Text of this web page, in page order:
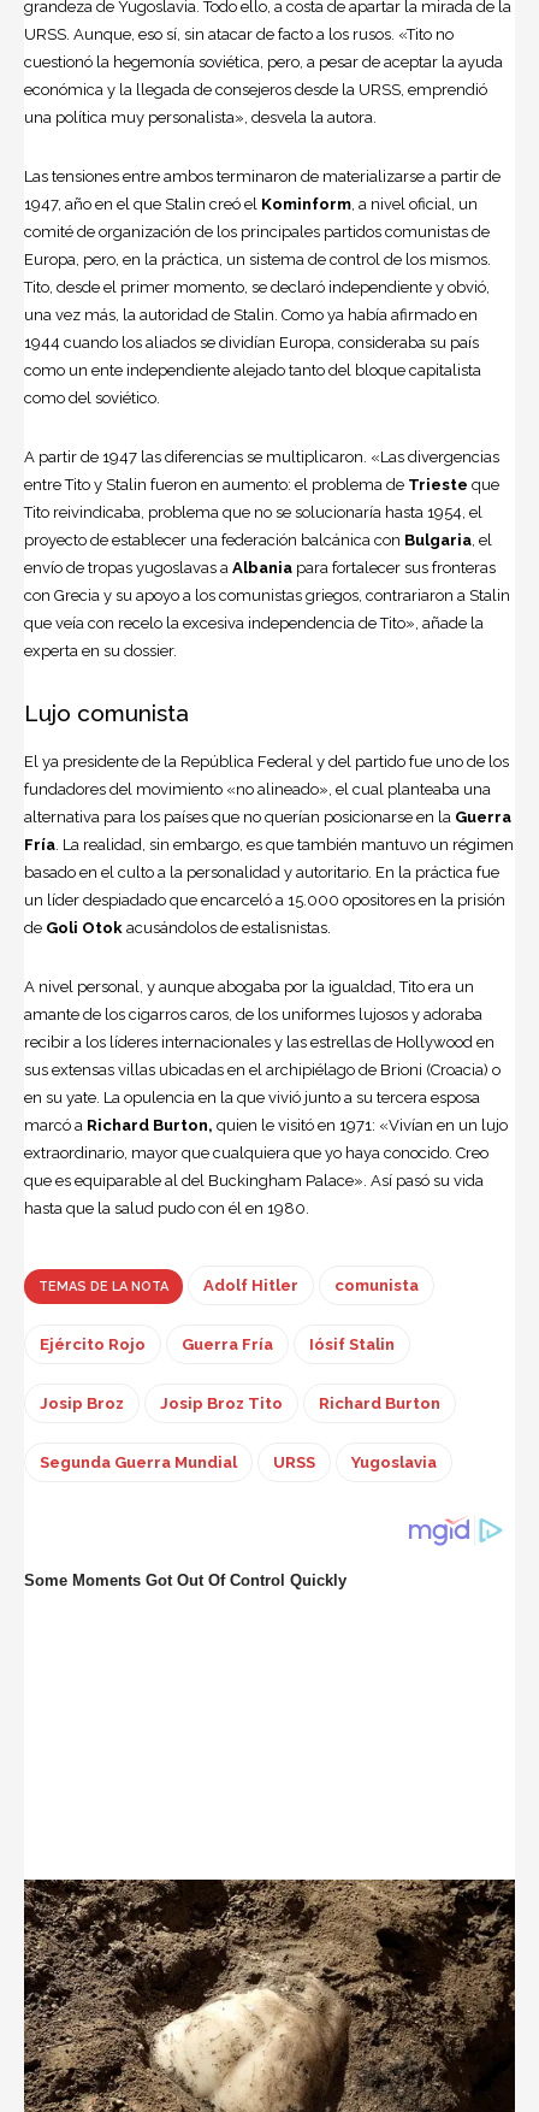
grandeza de Yugoslavia. Todo ello, a costa de apartar la mirada de la
URSS. Aunque, eso sí, sin atacar de facto a los rusos. «Tito no
cuestionó la hegemonía soviética, pero, a pesar de aceptar la ayuda
económica y la llegada de consejeros desde la URSS, emprendió
una política muy personalista», desvela la autora.
Las tensiones entre ambos terminaron de materializarse a partir de
1947, año en el que Stalin creó el Kominform, a nivel oficial, un
comité de organización de los principales partidos comunistas de
Europa, pero, en la práctica, un sistema de control de los mismos.
Tito, desde el primer momento, se declaró independiente y obvió,
una vez más, la autoridad de Stalin. Como ya había afirmado en
1944 cuando los aliados se dividían Europa, consideraba su país
como un ente independiente alejado tanto del bloque capitalista
como del soviético.
A partir de 1947 las diferencias se multiplicaron. «Las divergencias
entre Tito y Stalin fueron en aumento: el problema de Trieste que
Tito reivindicaba, problema que no se solucionaría hasta 1954, el
proyecto de establecer una federación balcánica con Bulgaria, el
envío de tropas yugoslavas a Albania para fortalecer sus fronteras
con Grecia y su apoyo a los comunistas griegos, contrariaron a Stalin
que veía con recelo la excesiva independencia de Tito», añade la
experta en su dossier.
Lujo comunista
El ya presidente de la República Federal y del partido fue uno de los
fundadores del movimiento «no alineado», el cual planteaba una
alternativa para los países que no querían posicionarse en la Guerra
Fría. La realidad, sin embargo, es que también mantuvo un régimen
basado en el culto a la personalidad y autoritario. En la práctica fue
un líder despiadado que encarceló a 15.000 opositores en la prisión
de Goli Otok acusándolos de estalisnistas.
A nivel personal, y aunque abogaba por la igualdad, Tito era un
amante de los cigarros caros, de los uniformes lujosos y adoraba
recibir a los líderes internacionales y las estrellas de Hollywood en
sus extensas villas ubicadas en el archipiélago de Brioni (Croacia) o
en su yate. La opulencia en la que vivió junto a su tercera esposa
marcó a Richard Burton, quien le visitó en 1971: «Vivían en un lujo
extraordinario, mayor que cualquiera que yo haya conocido. Creo
que es equiparable al del Buckingham Palace». Así pasó su vida
hasta que la salud pudo con él en 1980.
TEMAS DE LA NOTA Adolf Hitler comunista
Ejército Rojo Guerra Fría Iósif Stalin
Josip Broz Josip Broz Tito Richard Burton
Segunda Guerra Mundial URSS Yugoslavia